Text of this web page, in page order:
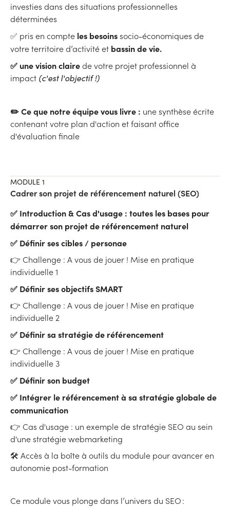
investies dans des situations professionnelles
déterminées
✅ pris en compte les besoinssocio-économiques de
votre territoire d’activité et bassin de vie.
✅ une vision clairede votre projet professionnel à
impact (c'est l'objectif !)
✏️ Ce que notre équipe vous livre : une synthèse écrite
contenant votre plan d'action et faisant office
d'évaluation finale
MODULE 1
Cadrer son projet de référencement naturel (SEO)
✅ Introduction & Cas d'usage : toutes les bases pour
démarrer son projet de référencement naturel
✅ Définir ses cibles / personae
👉 Challenge : A vous de jouer ! Mise en pratique
individuelle 1
✅ Définir ses objectifs SMART
👉 Challenge : A vous de jouer ! Mise en pr atique
individuelle 2
✅ Définir sa stratégie de référencement
👉 Challenge : A vous de jouer ! Mise en pratique
individuelle 3
✅ Définir son budget
✅ Intégrer le référencement à sa stratégie globale de
communication
👉 Cas d'usage : un exemple de stratégie SEO au sein
d'une stratégie webmarketing
🛠 Accès à la boîte à outils du module pour avancer en
autonomie post-formation
Ce module vous plonge dans l’univers du SEO :